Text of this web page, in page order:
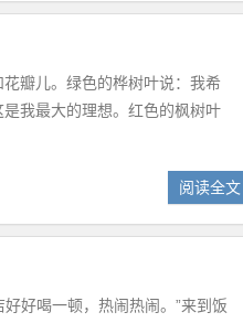
瓣儿。绿色的桦树叶说：我希
我最大的理想。红色的枫树叶
阅读全文
好喝一顿，热闹热闹。”来到饭